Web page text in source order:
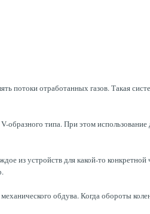
потоки отработанных газов. Такая
типа. При этом
из устройств для какой-то
обдува. Когда обороты